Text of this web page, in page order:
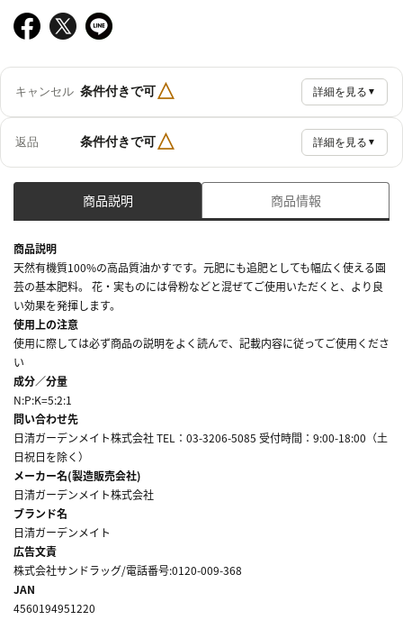
キャンセル 条件付きで可△ 詳細を見る ▼
返品 条件付きで可△ 詳細を見る ▼
商品説明 商品情報
商品説明
天然有機質100%の高品質油かすです。元肥にも追肥としても幅広く使える園
芸の基本肥料。 花・実ものには骨粉などと混ぜてご使用いただくと、より良
い効果を発揮します。
使用上の注意
使用に際しては必ず商品の説明をよく読んで、記載内容に従ってご使用くださ
い
成分／分量
N:P:K=5:2:1
問い合わせ先
日清ガーデンメイト株式会社 TEL：03-3206-5085 受付時間：9:00-18:00（土
日祝日を除く）
メーカー名(製造販売会社)
日清ガーデンメイト株式会社
ブランド名
日清ガーデンメイト
広告文責
株式会社サンドラッグ/電話番号:0120-009-368
JAN
4560194951220